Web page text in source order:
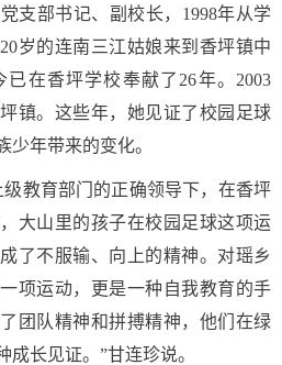
支部书记、副校长，1998年从学
岁的连南三江姑娘来到香坪镇中
在香坪学校奉献了26年。2003
镇。这些年，她见证了校园足球
少年带来的变化。
教育部门的正确领导下，在香坪
大山里的孩子在校园足球这项运
了不服输、向上的精神。对瑶乡
项运动，更是一种自我教育的手
团队精神和拼搏精神，他们在绿
长见证。”甘连珍说。